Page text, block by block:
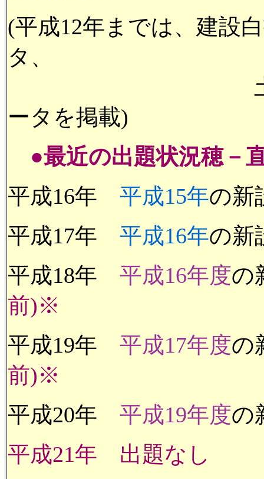
(平成12年までは、建設
タ、
土地白書＝
ータを掲載)
●最近の出題状況穂－
平成16年 平成15年の新
平成17年 平成16年の新
平成18年 平成16年度の
前)※
平成19年 平成17年度の
前)※
平成20年 平成19年度の
平成21年 出題なし